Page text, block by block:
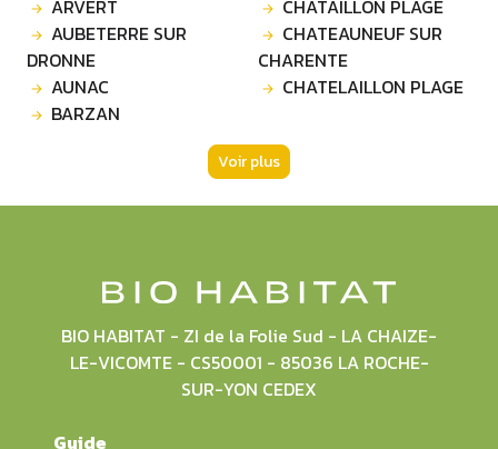
ARVERT
AUBETERRE SUR
DRONNE
AUNAC
BARZAN
CHATAILLON PLAGE
CHATEAUNEUF SUR
CHARENTE
CHATELAILLON PLAGE
Voir plus
BIO HABITAT - ZI de la Folie Sud - LA CHAIZE-
LE-VICOMTE - CS50001 - 85036 LA ROCHE-
SUR-YON CEDEX
Guide